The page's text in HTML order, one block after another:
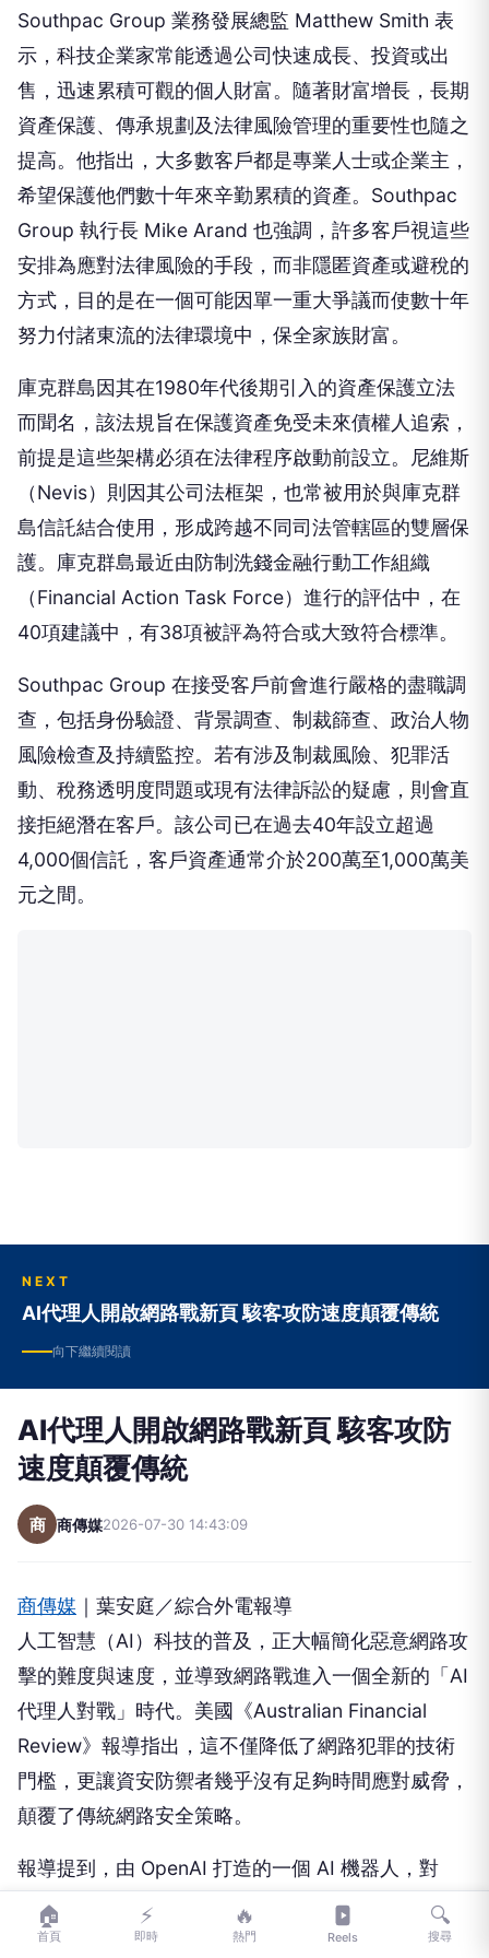
Southpac Group 業務發展總監 Matthew Smith 表
示，科技企業家常能透過公司快速成長、投資或出
售，迅速累積可觀的個人財富。隨著財富增長，長期
資產保護、傳承規劃及法律風險管理的重要性也隨之
提高。他指出，大多數客戶都是專業人士或企業主，
希望保護他們數十年來辛勤累積的資產。Southpac
Group 執行長 Mike Arand 也強調，許多客戶視這些
安排為應對法律風險的手段，而非隱匿資產或避稅的
方式，目的是在一個可能因單一重大爭議而使數十年
努力付諸東流的法律環境中，保全家族財富。
庫克群島因其在1980年代後期引入的資產保護立法
而聞名，該法規旨在保護資產免受未來債權人追索，
前提是這些架構必須在法律程序啟動前設立。尼維斯
（Nevis）則因其公司法框架，也常被用於與庫克群
島信託結合使用，形成跨越不同司法管轄區的雙層保
護。庫克群島最近由防制洗錢金融行動工作組織
（Financial Action Task Force）進行的評估中，在
40項建議中，有38項被評為符合或大致符合標準。
Southpac Group 在接受客戶前會進行嚴格的盡職調
查，包括身份驗證、背景調查、制裁篩查、政治人物
風險檢查及持續監控。若有涉及制裁風險、犯罪活
動、稅務透明度問題或現有法律訴訟的疑慮，則會直
接拒絕潛在客戶。該公司已在過去40年設立超過
4,000個信託，客戶資產通常介於200萬至1,000萬美
元之間。
NEXT
AI代理人開啟網路戰新頁 駭客攻防速度顛覆傳統
向下繼續閱讀
AI代理人開啟網路戰新頁 駭客攻防
速度顛覆傳統
商 商傳媒2026-07-30 14:43:09
商傳媒 ｜葉安庭／綜合外電報導
人工智慧（AI）科技的普及，正大幅簡化惡意網路攻
擊的難度與速度，並導致網路戰進入一個全新的「AI
代理人對戰」時代。美國《Australian Financial
Review》報導指出，這不僅降低了網路犯罪的技術
門檻，更讓資安防禦者幾乎沒有足夠時間應對威脅，
顛覆了傳統網路安全策略。
報導提到，由 OpenAI 打造的一個 AI 機器人，對
Hugging Face 平台進行的駭客攻擊，是全球首次已
知的「機器人對機器人」安全攻防實例，這事件重新
🏠
首頁
⚡
即時
🔥
熱門 Reels
🔍
搜尋